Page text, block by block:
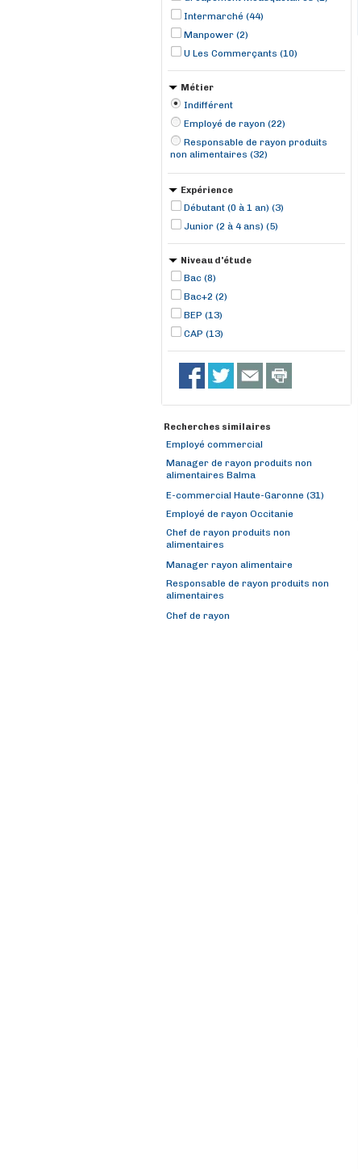
Intermarché (44)
Manpower (2)
U Les Commerçants (10)
Métier
Indifférent
Employé de rayon (22)
Responsable de rayon produits
non alimentaires (32)
Expérience
Débutant (0 à 1 an) (3)
Junior (2 à 4 ans) (5)
Niveau d'étude
Bac (8)
Bac+2 (2)
BEP (13)
CAP (13)
Recherches similaires
Employé commercial
Manager de rayon produits non
alimentaires Balma
E-commercial Haute-Garonne (31)
Employé de rayon Occitanie
Chef de rayon produits non
alimentaires
Manager rayon alimentaire
Responsable de rayon produits non
alimentaires
Chef de rayon